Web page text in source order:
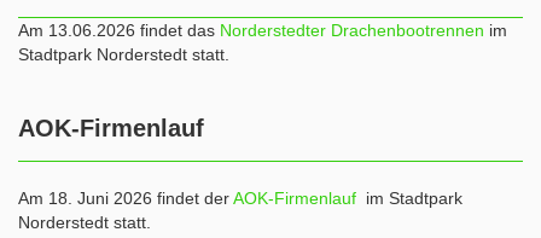
Am 13.06.2026 findet das Norderstedter Drachenbootrennen im
Stadtpark Norderstedt statt.
AOK-Firmenlauf
Am 18. Juni 2026 findet derAOK-Firmenlauf im Stadtpark
Norderstedt statt.